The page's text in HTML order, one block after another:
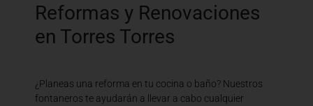
Reformas y Renovaciones
en Torres Torres
¿Planeas una reforma en tu cocina o baño? Nuestros
fontaneros te ayudarán a llevar a cabo cualquier